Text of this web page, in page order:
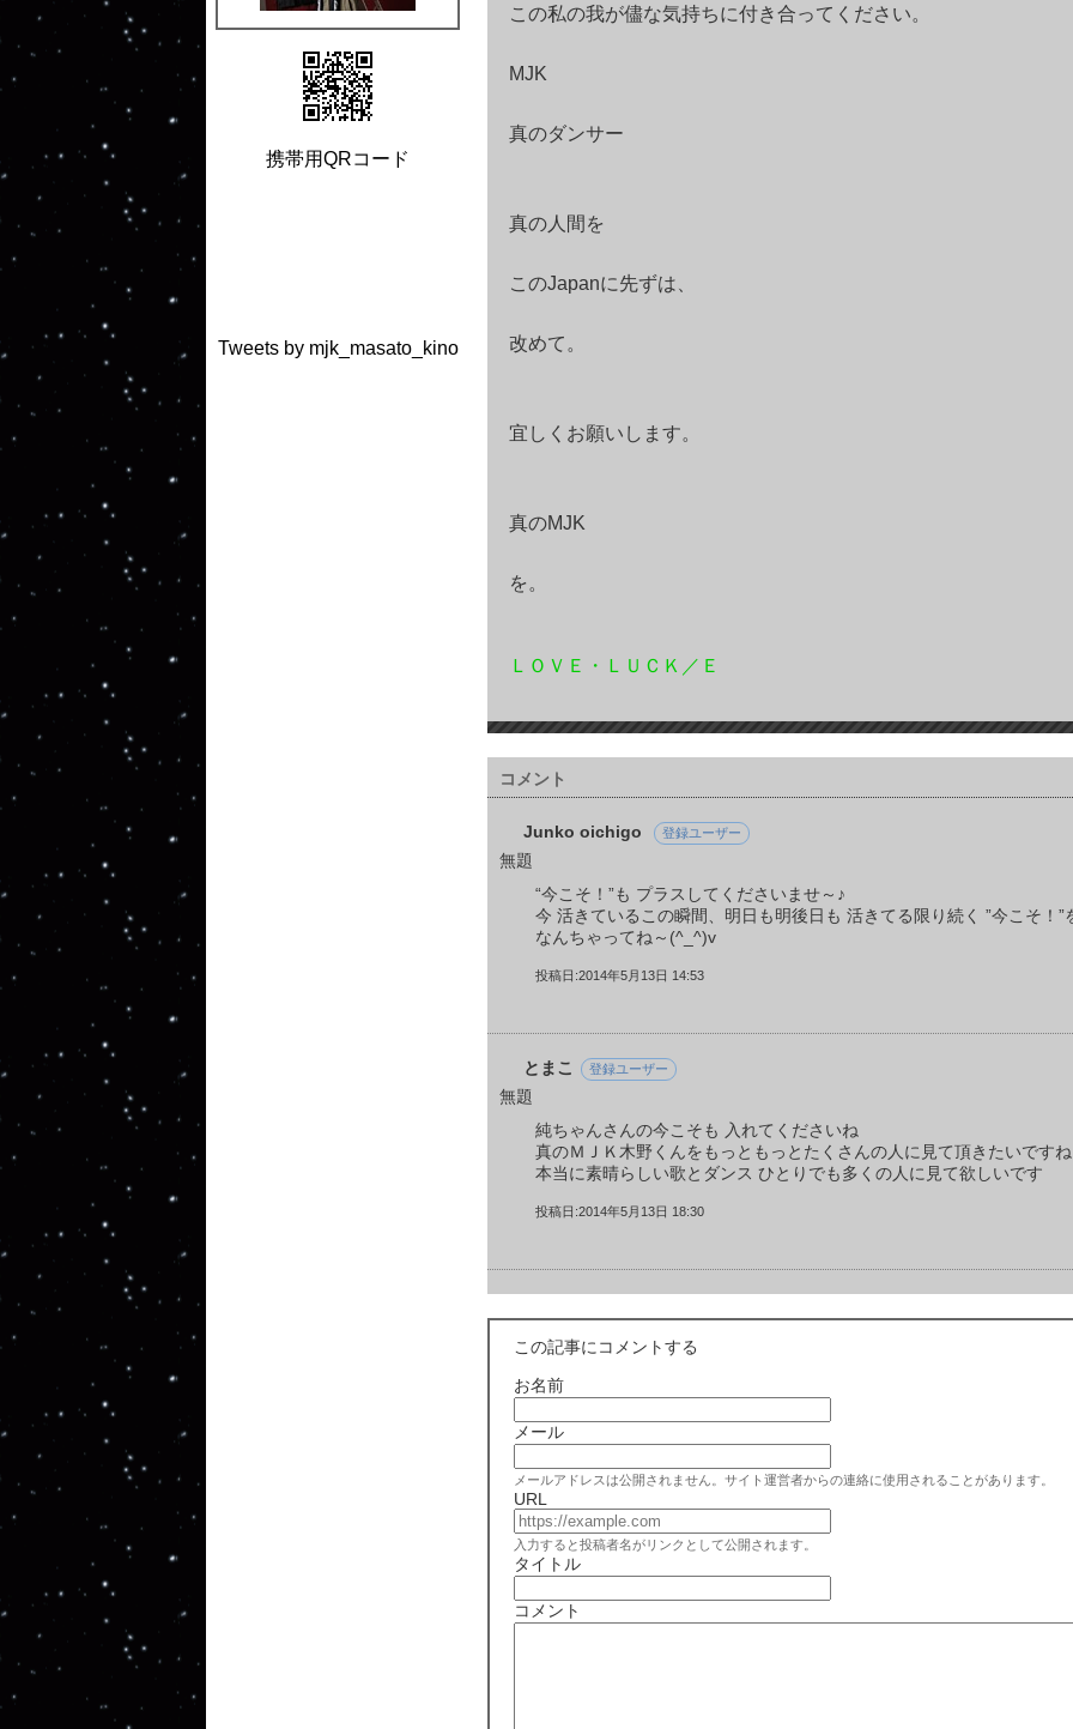
この私の我が儘な気持ちに付き合ってください。
MJK
真のダンサー
真の人間を
このJapanに先ずは、
改めて。
宜しくお願いします。
真のMJK
を。
ＬＯＶＥ・ＬＵＣＫ／Ｅ
コメント
Junko oichigo 登録ユーザー
無題
“今こそ！”も プラスしてくださいませ～♪
今 活きているこの瞬間、明日も明後日も 活きてる限り続く ”今こそ！”
なんちゃってね～(^_^)v
投稿日:2014年5月13日 14:53
とまこ 登録ユーザー
無題
純ちゃんさんの今こそも 入れてくださいね
真のＭＪＫ木野くんをもっともっとたくさんの人に見て頂きたいですね
本当に素晴らしい歌とダンス ひとりでも多くの人に見て欲しいです
投稿日:2014年5月13日 18:30
この記事にコメントする
お名前
メール
メールアドレスは公開されません。サイト運営者からの連絡に使用されることがあります。
URL
入力すると投稿者名がリンクとして公開されます。
タイトル
コメント
携帯用QRコード
Tweets by mjk_masato_kino